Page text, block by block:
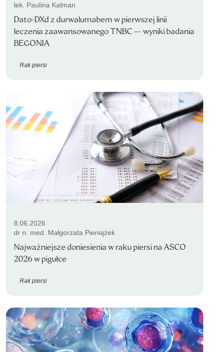
lek. Paulina Kalman
Dato-DXd z durwalumabem w pierwszej linii
leczenia zaawansowanego TNBC — wyniki badania
BEGONIA
Rak piersi
8.06.2026
dr n. med. Małgorzata Pieniążek
Najważniejsze doniesienia w raku piersi na ASCO
2026 w pigułce
Rak piersi